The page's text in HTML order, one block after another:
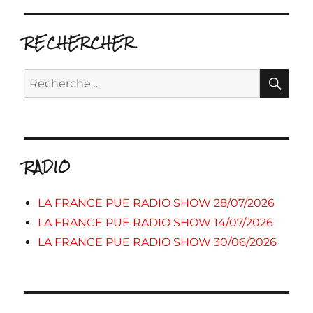
RECHERCHER
Recherche
pour :
RADIO
LA FRANCE PUE RADIO SHOW 28/07/2026
LA FRANCE PUE RADIO SHOW 14/07/2026
LA FRANCE PUE RADIO SHOW 30/06/2026